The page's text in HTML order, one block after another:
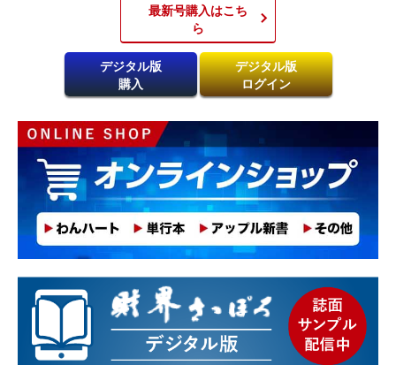
最新号購入はこち
ら​
デジタル版
購入
デジタル版
ログイン